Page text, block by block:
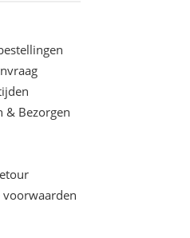
& Bezorgen
voorwaarden